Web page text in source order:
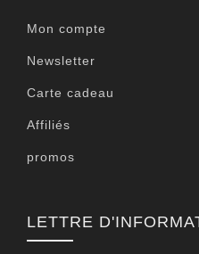
Mon compte
Newsletter
Carte cadeau
Affiliés
promos
LETTRE